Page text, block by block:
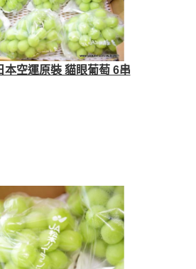
本空運原裝 貓眼葡萄 6串